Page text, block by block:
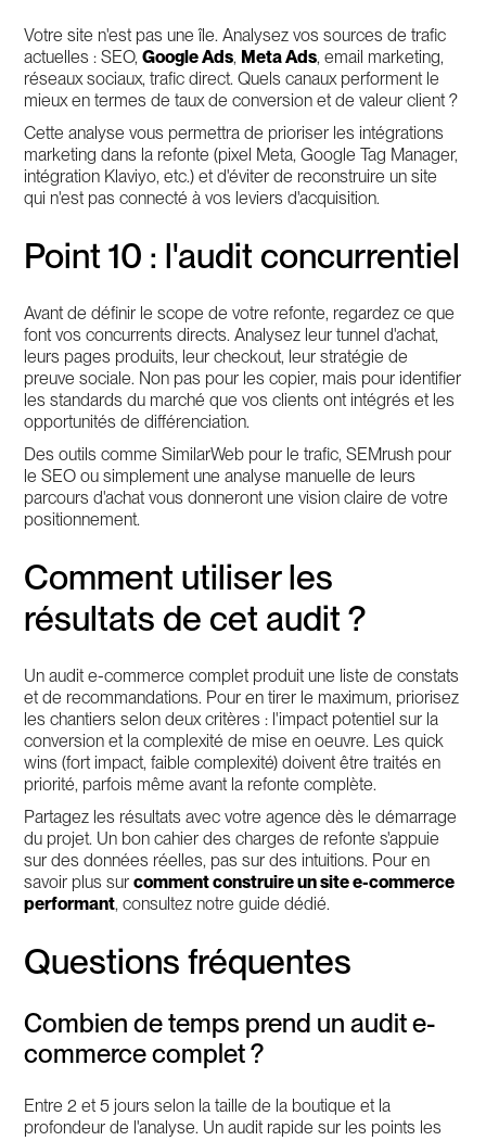
Votre site n'est pas une île. Analysez vos sources de trafic
actuelles : SEO,Google Ads, Meta Ads, email marketing,
réseaux sociaux, trafic direct. Quels canaux performent le
mieux en termes de taux de conversion et de valeur client ?
Cette analyse vous permettra de prioriser les intégrations
marketing dans la refonte (pixel Meta, Google Tag Manager,
intégration Klaviyo, etc.) et d'éviter de reconstruire un site
qui n'est pas connecté à vos leviers d'acquisition.
Point 10 : l'audit concurrentiel
Avant de définir le scope de votre refonte, regardez ce que
font vos concurrents directs. Analysez leur tunnel d'achat,
leurs pages produits, leur checkout, leur stratégie de
preuve sociale. Non pas pour les copier, mais pour identifier
les standards du marché que vos clients ont intégrés et les
opportunités de différenciation.
Des outils comme SimilarWeb pour le trafic, SEMrush pour
le SEO ou simplement une analyse manuelle de leurs
parcours d'achat vous donneront une vision claire de votre
positionnement.
Comment utiliser les
résultats de cet audit ?
Un audit e-commerce complet produit une liste de constats
et de recommandations. Pour en tirer le maximum, priorisez
les chantiers selon deux critères : l'impact potentiel sur la
conversion et la complexité de mise en oeuvre. Les quick
wins (fort impact, faible complexité) doivent être traités en
priorité, parfois même avant la refonte complète.
Partagez les résultats avec votre agence dès le démarrage
du projet. Un bon cahier des charges de refonte s'appuie
sur des données réelles, pas sur des intuitions. Pour en
savoir plus surcomment construire un site e-commerce
performant, consultez notre guide dédié.
Questions fréquentes
Combien de temps prend un audit e-
commerce complet ?
Entre 2 et 5 jours selon la taille de la boutique et la
profondeur de l'analyse. Un audit rapide sur les points les